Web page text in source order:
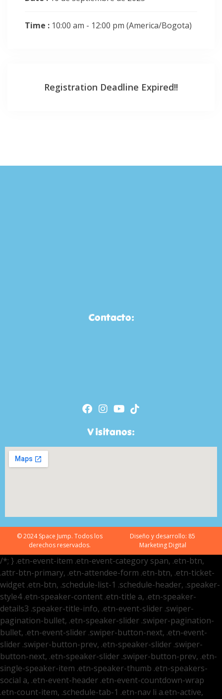
Time : 10:00 am - 12:00 pm (America/Bogota)
Registration Deadline Expired!!
Contacto:
Visitanos:
© 2024 Space Jump. Todos los
derechos reservados.
Diseño y desarrollo: 85
Marketing Digital
/*; } .etn-event-item .etn-event-category span, .etn-btn,
.attr-btn-primary, .etn-attendee-form .etn-btn, .etn-ticket-
widget .etn-btn, .schedule-list-1 .schedule-header, .speaker-
style4 .etn-speaker-content .etn-title a, .etn-speaker-
details3 .speaker-title-info, .etn-event-slider .swiper-
pagination-bullet, .etn-speaker-slider .swiper-pagination-
bullet, .etn-event-slider .swiper-button-next, .etn-event-
slider .swiper-button-prev, .etn-speaker-slider .swiper-
button-next, .etn-speaker-slider .swiper-button-prev, .etn-
single-speaker-item .etn-speaker-thumb .etn-speakers-
social a, .etn-event-header .etn-event-countdown-wrap
.etn-count-item, .schedule-tab-1 .etn-nav li a.etn-active,